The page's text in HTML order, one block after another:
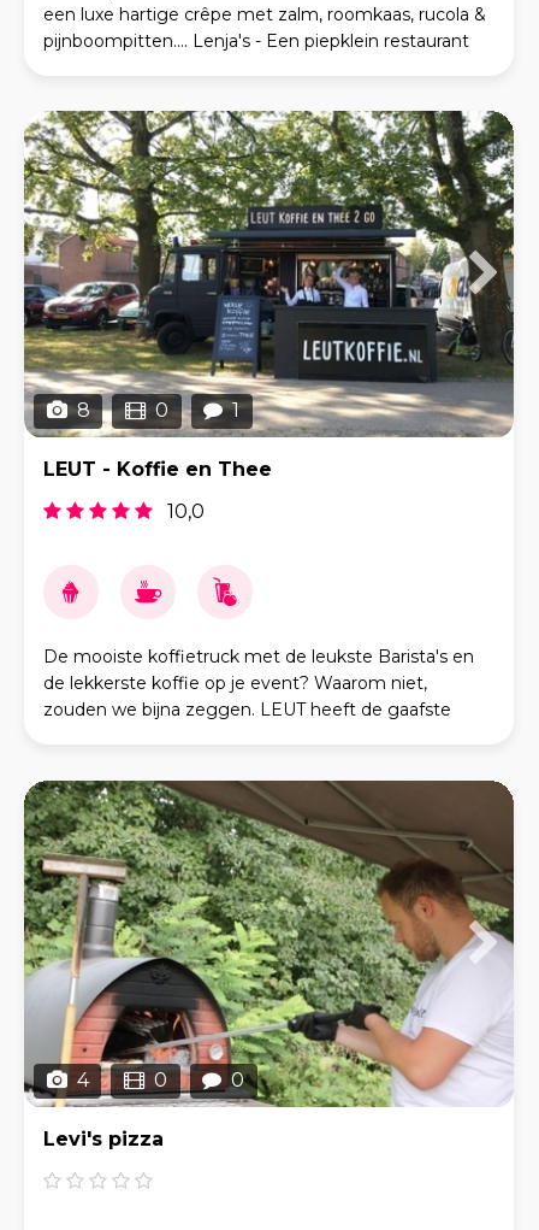
een luxe hartige crêpe met zalm, roomkaas, rucola &
pijnboompitten.... Lenja's - Een piepklein restaurant
8 0 1
LEUT - Koffie en Thee
10,0
De mooiste koffietruck met de leukste Barista's en
de lekkerste koffie op je event? Waarom niet,
zouden we bijna zeggen. LEUT heeft de gaafste
4 0 0
Levi's pizza